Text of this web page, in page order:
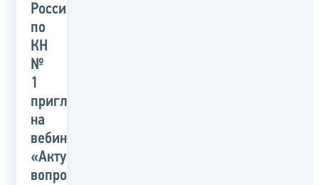
России
по
КН
№
1
приглашает
на
вебинар:
«Актуальные
вопросы